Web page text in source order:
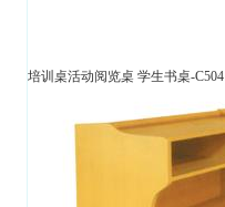
培训桌活动阅览桌 学生书桌-C504